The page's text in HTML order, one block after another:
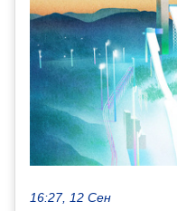
16:27, 12 Сен